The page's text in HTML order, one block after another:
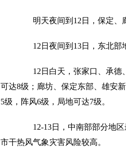
明天夜间到12日，保定、
12日夜间到13日，东北部
12日白天，张家口、承德
可达8级；廊坊、保定东部、雄安
5级，阵风6级，局地可达7级。
12-13日，中南部部分地
市干热风气象灾害风险较高。